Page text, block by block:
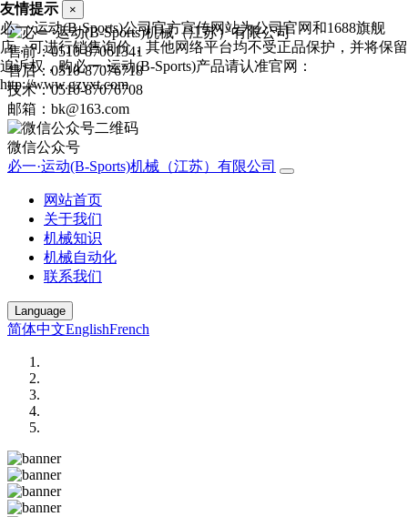
售前：0510-87061341
售后：0510-87076718
技术：0510-87076708
邮箱：bk@163.com
微信公众号
必一·运动(B-Sports)机械（江苏）有限公司
网站首页
关于我们
机械知识
机械自动化
联系我们
Language
简体中文EnglishFrench
友情提示 ×
必一·运动(B-Sports)公司官方宣传网站为公司官网和1688旗舰
店，可进行销售询价，其他网络平台均不受正品保护，并将保留
追诉权，购必一·运动(B-Sports)产品请认准官网：
http://www.gzyxt.com